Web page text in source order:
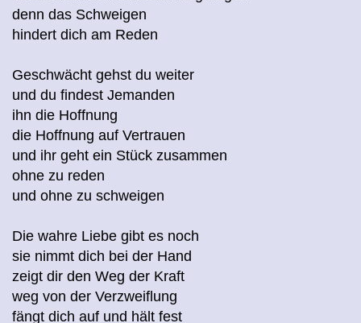
denn das Schweigen
hindert dich am Reden
Geschwächt gehst du weiter
und du findest Jemanden
ihn die Hoffnung
die Hoffnung auf Vertrauen
und ihr geht ein Stück zusammen
ohne zu reden
und ohne zu schweigen
Die wahre Liebe gibt es noch
sie nimmt dich bei der Hand
zeigt dir den Weg der Kraft
weg von der Verzweiflung
fängt dich auf und hält fest